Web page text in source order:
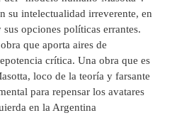
su intelectualidad irreverente, en
opciones políticas errantes.
que aporta aires de
crítica. Una obra que es
loco de la teoría y farsante
para repensar los avatares
en la Argentina